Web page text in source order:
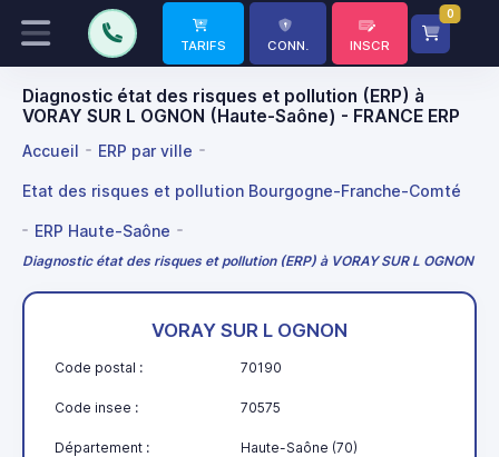
TARIFS CONN. INSCR
0
Diagnostic état des risques et pollution (ERP) à
VORAY SUR L OGNON (Haute-Saône) - FRANCE ERP
Accueil ERP par ville
Etat des risques et pollution Bourgogne-Franche-Comté
ERP Haute-Saône
Diagnostic état des risques et pollution (ERP) à VORAY SUR L OGNON
VORAY SUR L OGNON
Code postal : 70190
Code insee : 70575
Département : Haute-Saône (70)